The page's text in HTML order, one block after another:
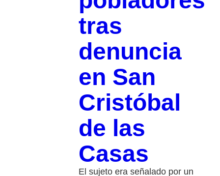
tras
denuncia
en San
Cristóbal
de las
Casas
El sujeto era señalado por un